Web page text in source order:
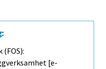
:
[e-